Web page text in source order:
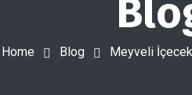
Home Blog Meyveli